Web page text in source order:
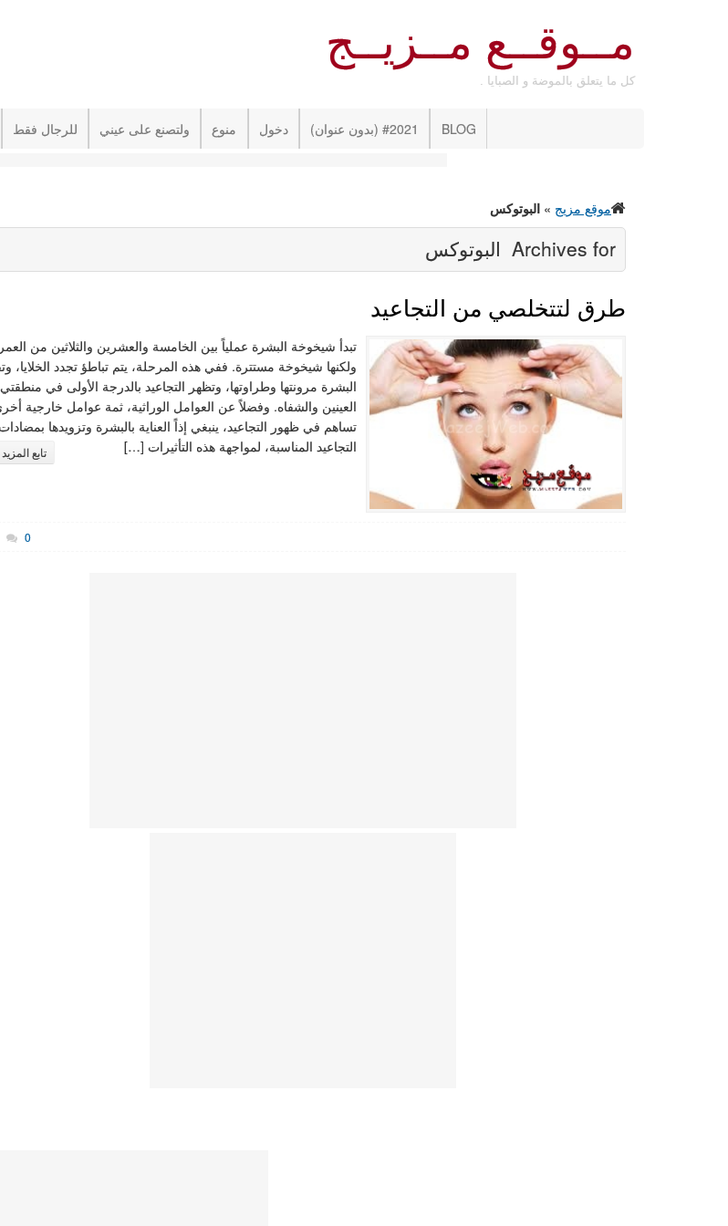
مــوقــع مــزيــج
كل ما يتعلق بالموضة و الصبايا .
للرجال فقط ولتصنع على عيني منوع دخول #2021 (بدون عنوان) BLOG
موقع مزيج » البوتوكس
Archives for البوتوكس
طرق لتتخلصي من التجاعيد
تبدأ شيخوخة البشرة عملياً بين الخامسة والعشرين والثلاثين من
ولكنها شيخوخة مستترة. ففي هذه المرحلة، يتم تباطؤ تجدد الخلايا،
البشرة مرونتها وطراوتها، وتظهر التجاعيد بالدرجة الأولى في منطقتي
العينين والشفاه. وفضلاً عن العوامل الوراثية، ثمة عوامل خارجية
تساهم في ظهور التجاعيد، ينبغي إذاً العناية بالبشرة وتزويدها
التجاعيد المناسبة، لمواجهة هذه التأثيرات […]
تابع
0